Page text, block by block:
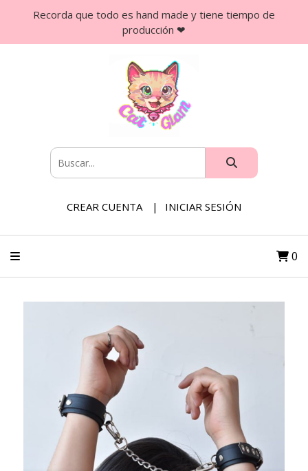
Recorda que todo es hand made y tiene tiempo de
producción ❤
CREAR CUENTA INICIAR SESIÓN
0